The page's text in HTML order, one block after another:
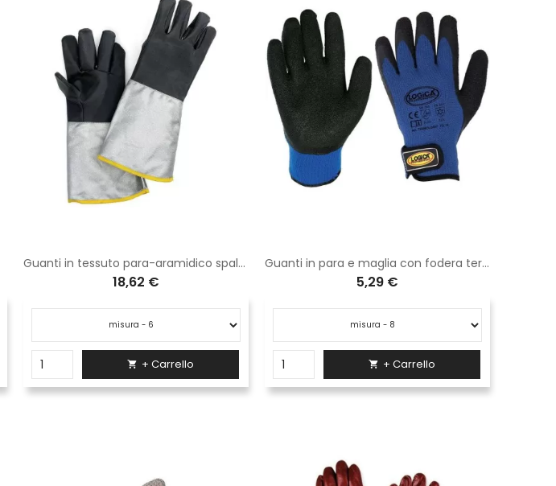
Guanti in tessuto para-aramidico spalmatura siliconica anticalore fino a 350&deg;
18,62 €
 + Carrello
Guanti in para e maglia con fodera termica
5,29 €
 + Carrello